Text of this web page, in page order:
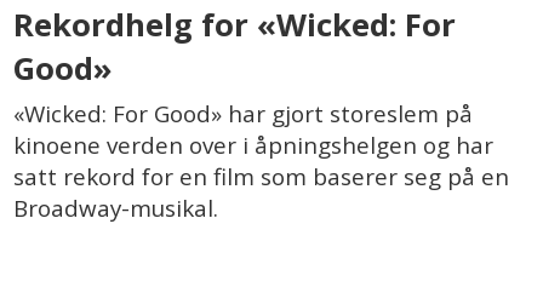
Rekordhelg for «Wicked: For
Good»
«Wicked: For Good» har gjort storeslem på
kinoene verden over i åpningshelgen og har
satt rekord for en film som baserer seg på en
Broadway-musikal.